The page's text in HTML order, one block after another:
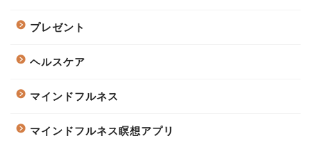
プレゼント
ヘルスケア
マインドフルネス
マインドフルネス瞑想アプリ